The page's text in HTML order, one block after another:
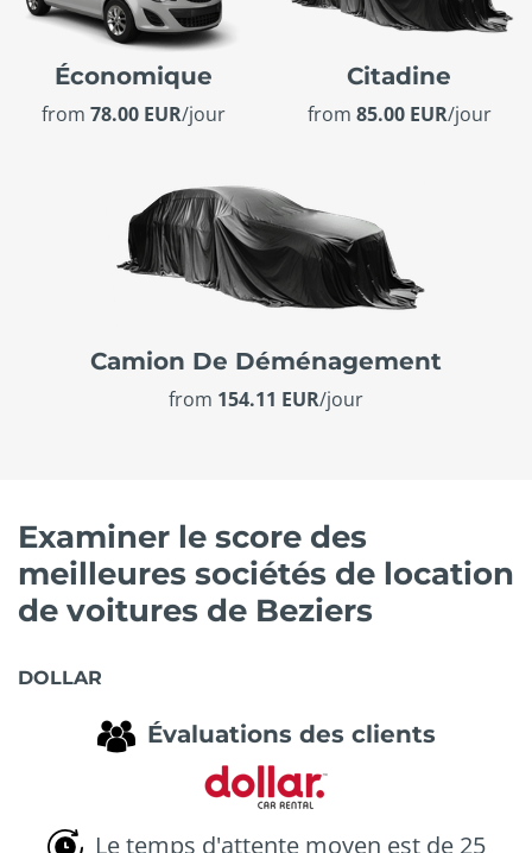
Économique
from 78.00 EUR/jour
Citadine
from 85.00 EUR/jour
Camion De Déménagement
from 154.11 EUR/jour
Examiner le score des
meilleures sociétés de location
de voitures de Beziers
DOLLAR
Évaluations des clients
Le temps d'attente moyen est de 25